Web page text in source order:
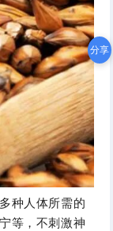
种人体所需的
等，不刺激神
分享